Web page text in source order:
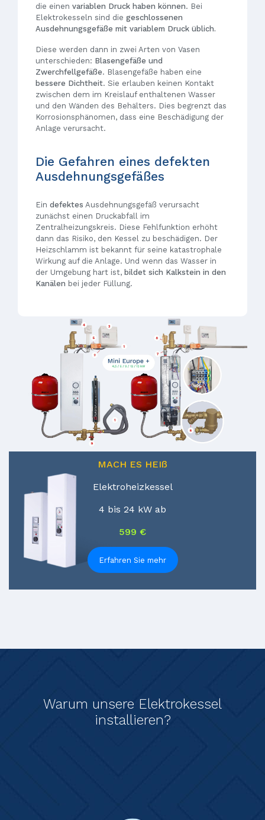
die einen variablen Druck haben können. Bei
Elektrokesseln sind die geschlossenen
Ausdehnungsgefäße mit variablem Druck üblich.
Diese werden dann in zwei Arten von Vasen
unterschieden: Blasengefäße und
Zwerchfellgefäße. Blasengefäße haben eine
bessere Dichtheit. Sie erlauben keinen Kontakt
zwischen dem im Kreislauf enthaltenen Wasser
und den Wänden des Behälters. Dies begrenzt das
Korrosionsphänomen, dass eine Beschädigung der
Anlage verursacht.
Die Gefahren eines defekten
Ausdehnungsgefäßes
Ein defektes Ausdehnungsgefäß verursacht
zunächst einen Druckabfall im
Zentralheizungskreis. Diese Fehlfunktion erhöht
dann das Risiko, den Kessel zu beschädigen. Der
Heizschlamm ist bekannt für seine katastrophale
Wirkung auf die Anlage. Und wenn das Wasser in
der Umgebung hart ist, bildet sich Kalkstein in den
Kanälen bei jeder Füllung.
MACH ES HEIß
Elektroheizkessel
4 bis 24 kW ab
599 €
Erfahren Sie mehr
Warum unsere Elektrokessel
installieren?